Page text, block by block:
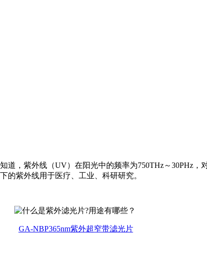
，紫外线（UV）在阳光中的频率为750THz～30PHz，
的紫外线用于医疗、工业、科研研究。
GA-NBP365nm紫外超窄带滤光片